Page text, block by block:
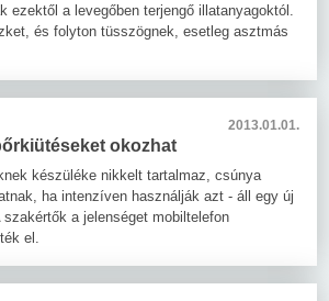
ezektől a levegőben terjengő illatanyagoktól.
és folyton tüsszögnek, esetleg asztmás
2013.01.01.
okozhat
készüléke nikkelt tartalmaz, csúnya
ha intenzíven használják azt - áll egy új
a jelenséget mobiltelefon
el.